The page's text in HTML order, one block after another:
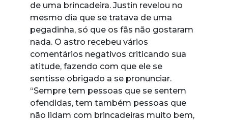
de uma brincadeira. Justin revelou no
mesmo dia que se tratava de uma
pegadinha, só que os fãs não gostaram
nada. O astro recebeu vários
comentários negativos criticando sua
atitude, fazendo com que ele se
sentisse obrigado a se pronunciar.
“Sempre tem pessoas que se sentem
ofendidas, tem também pessoas que
não lidam com brincadeiras muito bem,